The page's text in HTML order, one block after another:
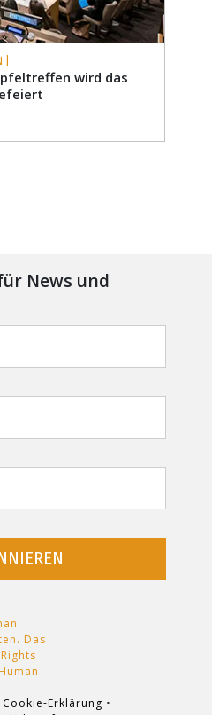
wird das
News und
Das
Cookie-Erklärung •